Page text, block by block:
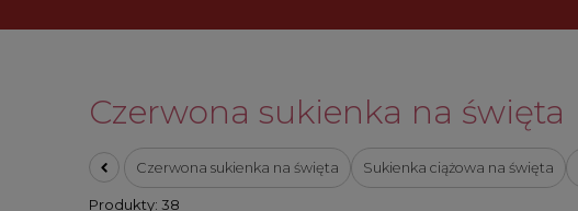
Czerwona sukienka na święta
Czerwona sukienka na święta Sukienka ciążowa na święta
Produkty: 38